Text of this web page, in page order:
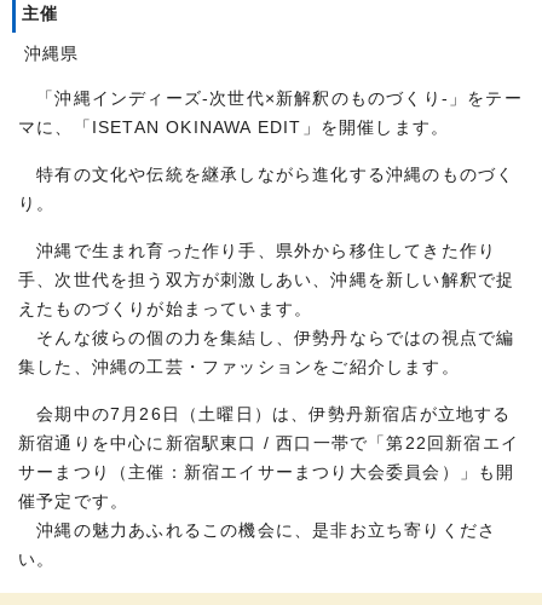
主催
沖縄県
「沖縄インディーズ-次世代×新解釈のものづくり-」をテー
マに、「ISETAN OKINAWA EDIT」を開催します。
特有の文化や伝統を継承しながら進化する沖縄のものづく
り。
沖縄で生まれ育った作り手、県外から移住してきた作り
手、次世代を担う双方が刺激しあい、沖縄を新しい解釈で捉
えたものづくりが始まっています。
そんな彼らの個の力を集結し、伊勢丹ならではの視点で編
集した、沖縄の工芸・ファッションをご紹介します。
会期中の7月26日（土曜日）は、伊勢丹新宿店が立地する
新宿通りを中心に新宿駅東口 / 西口一帯で「第22回新宿エイ
サーまつり（主催：新宿エイサーまつり大会委員会）」も開
催予定です。
沖縄の魅力あふれるこの機会に、是非お立ち寄りくださ
い。